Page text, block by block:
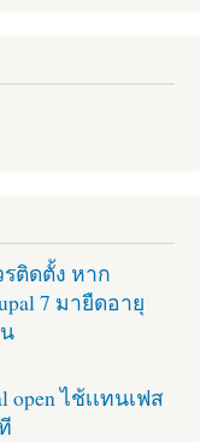
รติดตั้ง หาก
7 มายืดอายุ
ไช้เเทนเฟส